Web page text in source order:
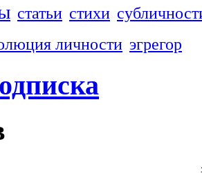
статьи стихи
личности эгрегор